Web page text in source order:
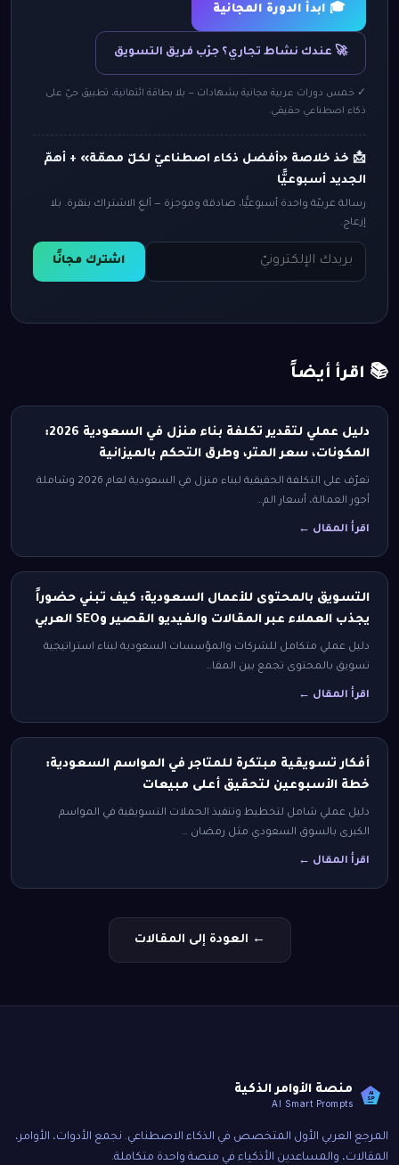
🎓 ابدأ الدورة المجانية
🚀 عندك نشاط تجاري؟ جرّب فريق التسويق
✓ خمس دورات عربية مجانية بشهادات — بلا بطاقة ائتمانية، تطبيق حيّ على
ذكاء اصطناعي حقيقي.
📩 خذ خلاصة «أفضل ذكاء اصطناعيّ لكلّ مهمّة» + أهمّ
الجديد أسبوعيًّا
رسالة عربيّة واحدة أسبوعيًّا، صادقة وموجزة — ألغِ الاشتراك بنقرة. بلا
إزعاج.
اشترك مجانًا
📚 اقرأ أيضاً
دليل عملي لتقدير تكلفة بناء منزل في السعودية 2026:
المكونات، سعر المتر، وطرق التحكم بالميزانية
تعرّف على التكلفة الحقيقية لبناء منزل في السعودية لعام 2026 وشاملة
أجور العمالة، أسعار الم…
اقرأ المقال ←
التسويق بالمحتوى للأعمال السعودية: كيف تبني حضوراً
يجذب العملاء عبر المقالات والفيديو القصير وSEO العربي
دليل عملي متكامل للشركات والمؤسسات السعودية لبناء استراتيجية
تسويق بالمحتوى تجمع بين المقا…
اقرأ المقال ←
أفكار تسويقية مبتكرة للمتاجر في المواسم السعودية:
خطة الأسبوعين لتحقيق أعلى مبيعات
دليل عملي شامل لتخطيط وتنفيذ الحملات التسويقية في المواسم
الكبرى بالسوق السعودي مثل رمضان …
اقرأ المقال ←
← العودة إلى المقالات
AI
SP
منصة الأوامر الذكية
AI Smart Prompts
المرجع العربي الأول المتخصص في الذكاء الاصطناعي. نجمع الأدوات، الأوامر،
المقالات، والمساعدين الأذكياء في منصة واحدة متكاملة.